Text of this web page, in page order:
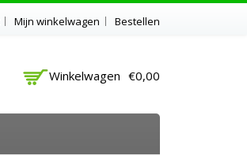
Mijn winkelwagen Bestellen
Winkelwagen €0,00